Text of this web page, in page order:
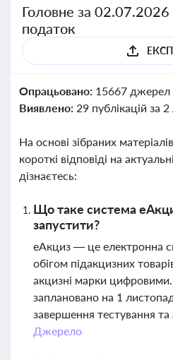
Головне за
податок
Опрацьовано: 15667 джерел
Виявлено: 29 публікацій за
На основі зібраних
короткі відповіді на
дізнаєтесь:
Що таке система
запустити?
еАкциз — це електронна
обігом підакцизних
акцизні марки
заплановано на 1
завершення тестування та
Джерело